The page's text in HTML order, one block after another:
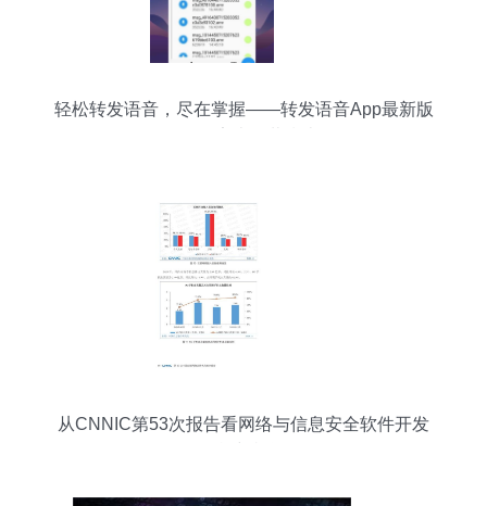
轻松转发语音，尽在掌握——转发语音App最新版
从CNNIC第53次报告看网络与信息安全软件开发